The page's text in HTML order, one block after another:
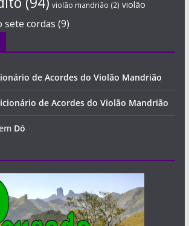
violão mandrião (2) violão
sete cordas (9)
de Acordes do Violão Mandrião
de Acordes do Violão Mandrião
Dó